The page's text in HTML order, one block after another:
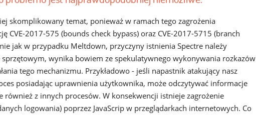
skomplikowany temat, ponieważ w ramach tego zagrożenia
CVE-2017-575 (bounds check bypass) oraz CVE-2017-5715 (branch
jak w przypadku Meltdown, przyczyny istnienia Spectre należy
wynika bowiem ze spekulatywnego wykonywania rozkazów
tego mechanizmu. Przykładowo - jeśli napastnik atakujący nasz
posiadając uprawnienia użytkownika, może odczytywać informacje
również z innych procesów. W konsekwencji istnieje zagrożenie
logowania) poprzez JavaScrip w przeglądarkach internetowych. Co